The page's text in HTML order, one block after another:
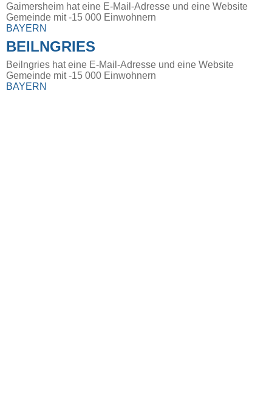
Gaimersheim hat eine E-Mail-Adresse und eine Website
Gemeinde mit -15 000 Einwohnern
BAYERN
BEILNGRIES
Beilngries hat eine E-Mail-Adresse und eine Website
Gemeinde mit -15 000 Einwohnern
BAYERN